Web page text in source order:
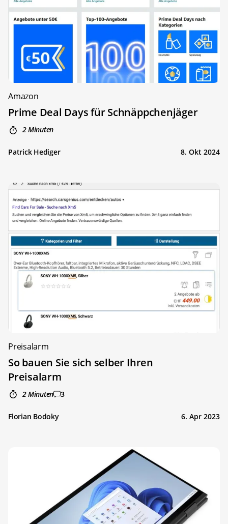
Amazon
Prime Deal Days für Schnäppchenjäger
2 Minuten
Patrick Hediger 8. Okt 2024
Preisalarm
So bauen Sie sich selber Ihren
Preisalarm
2 Minuten 3
Florian Bodoky 6. Apr 2023